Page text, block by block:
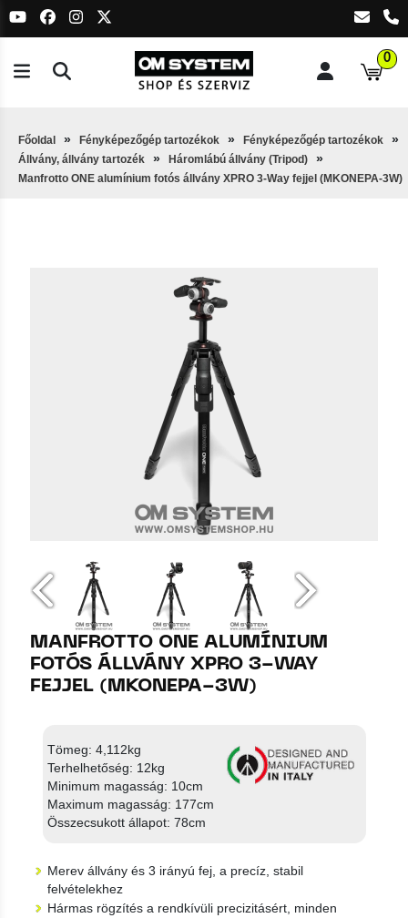
0
Főoldal Fényképezőgép tartozékok
Fényképezőgép tartozékok
Állvány, állvány tartozék
Háromlábú állvány (Tripod)
Manfrotto ONE alumínium fotós állvány XPRO 3-Way fejjel (MKONEPA-3W)
MANFROTTO ONE ALUMÍNIUM
FOTÓS ÁLLVÁNY XPRO 3-WAY
FEJJEL (MKONEPA-3W)
Tömeg: 4,112kg
Terhelhetőség: 12kg
Minimum magasság: 10cm
Maximum magasság: 177cm
Összecsukott állapot: 78cm
Merev állvány és 3 irányú fej, a precíz, stabil
felvételekhez
Hármas rögzítés a rendkívüli precizitásért, minden